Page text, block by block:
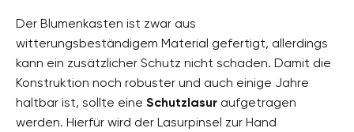
Der Blumenkasten ist zwar aus
witterungsbeständigem Material gefertigt, allerdings
kann ein zusätzlicher Schutz nicht schaden. Damit die
Konstruktion noch robuster und auch einige Jahre
haltbar ist, sollte eine Schutzlasur aufgetragen
werden. Hierfür wird der Lasurpinsel zur Hand